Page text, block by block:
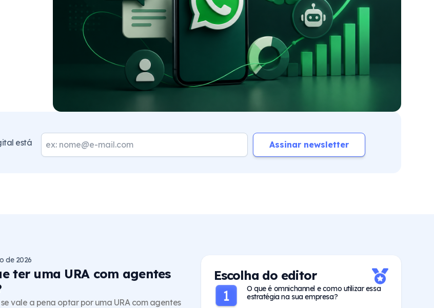
está
Assinar newsletter
ter uma URA com agentes
de 2026
vale a pena optar por uma URA com agentes
Escolha do editor
O que é omnichannel e como utilizar essa
estratégia na sua empresa?